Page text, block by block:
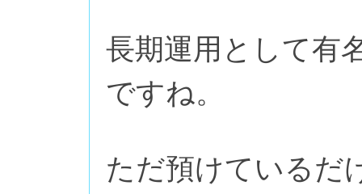
長期運用として有
ですね。
ただ預けているだ